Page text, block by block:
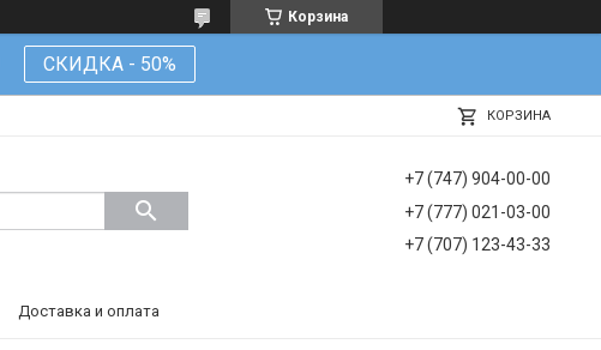
Корзина
СКИДКА - 50%
КОРЗИНА
+7 (747) 904-00-00
+7 (777) 021-03-00
+7 (707) 123-43-33
Доставка и оплата